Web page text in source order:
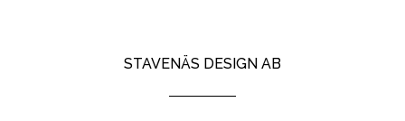
STAVENÄS DESIGN AB